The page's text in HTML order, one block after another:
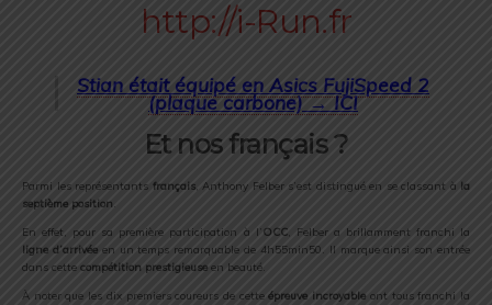
Stian était équipé en Asics FujiSpeed 2
(plaque carbone) →ICI
Et nos français ?
Parmi les représentants français, Anthony Felber s’est distingué en se classant à la
septième position.
En effet, pour sa première participation à l’ OCC, Felber a brillamment franchi la
ligne d’arrivéeen un temps remarquable de 4h55min50. Il marque ainsi son entrée
dans cette compétition prestigieuse en beauté.
À noter que les dix premiers coureurs de cetteépreuve incroyable ont tous franchi la